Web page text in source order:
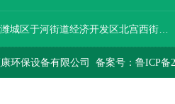
环保设备有限公司 备案号：鲁ICP备